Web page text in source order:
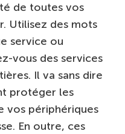
de toutes vos
Utilisez des mots
service ou
vous des services
Il va sans dire
protéger les
vos périphériques
En outre, ces